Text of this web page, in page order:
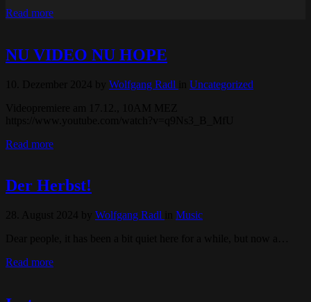
Read more
NU VIDEO NU HOPE
Wolfgang Radl
Uncategorized
Read more
Der Herbst!
Wolfgang Radl
Music
Read more